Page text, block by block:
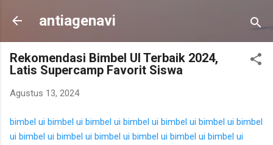
Langsung ke konten utama
antiagenavi
Rekomendasi Bimbel UI Terbaik 2024,
Latis Supercamp Favorit Siswa
Agustus 13, 2024
bimbel ui bimbel ui bimbel ui bimbel ui bimbel ui bimbel ui bimbel
ui bimbel ui bimbel ui bimbel ui bimbel ui bimbel ui bimbel ui